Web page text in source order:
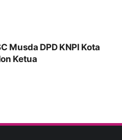
Musda DPD KNPI Kota
Ketua